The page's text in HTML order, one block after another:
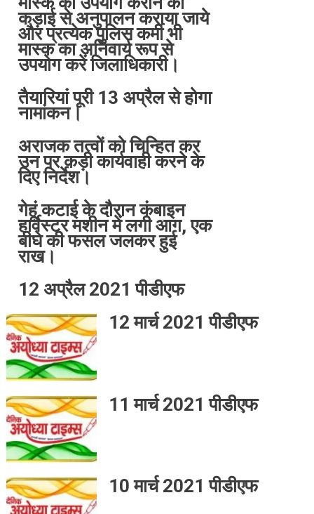
कड़ाई से अनुपालन कराया जाये
और प्रत्येक पुलिस कर्मी भी
मास्क का अनिवार्य रूप से
उपयोग करें जिलाधिकारी।
तैयारियां पूरी 13 अप्रैल से होगा
नामांकन।
अराजक तत्वों को चिन्हित कर
उन पर कड़ी कार्यवाही करने के
दिए निर्देश।
गेहूं कटाई के दौरान कंबाइन
हार्वेस्टर मशीन में लगी आग, एक
बीघे की फसल जलकर हुई
राख।
12 अप्रैल 2021 पीडीएफ
12 मार्च 2021 पीडीएफ
11 मार्च 2021 पीडीएफ
10 मार्च 2021 पीडीएफ